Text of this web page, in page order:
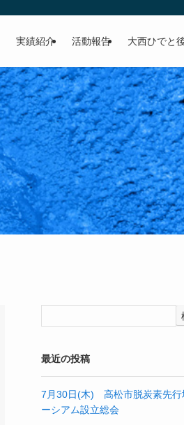
実績紹介 活動報告 大西ひでと
最近の投稿
7月30日(木) 高松市脱炭素先行
ーシアム設立総会